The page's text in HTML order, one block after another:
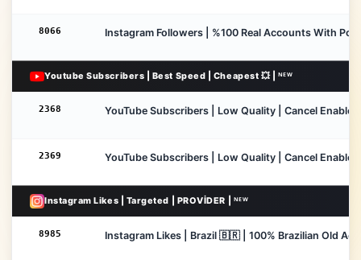
8066 Instagram Followers | %100 Real Accounts With
Youtube Subscribers | Best Speed | Cheapest 💥 | ᴺᴱᵂ
2368 YouTube Subscribers | Low Quality | Cancel
2369 YouTube Subscribers | Low Quality | Cancel
Instagram Likes | Targeted | PROVİDER | ᴺᴱᵂ
8985 Instagram Likes | Brazil 🇧🇷 | 100% Brazilian Old